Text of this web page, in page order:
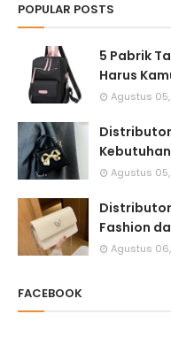
POPULAR POSTS
5 Pabrik
Harus
Agustus
Agustus
Distributor
Fashion
Agustus
FACEBOOK